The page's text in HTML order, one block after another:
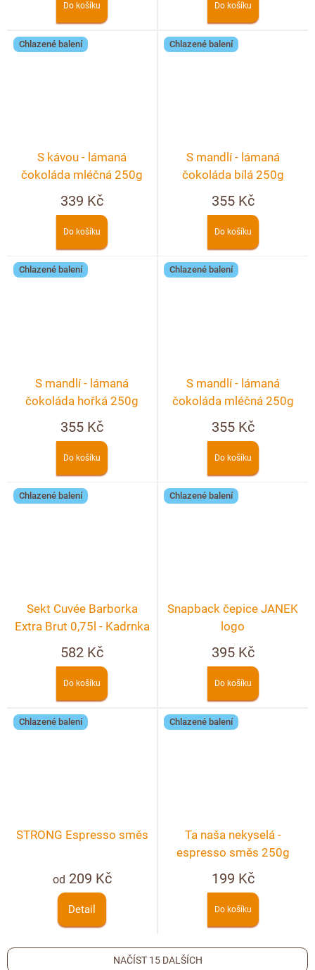
Do košíku Do košíku
Chlazené balení
S kávou - lámaná
čokoláda mléčná 250g
339 Kč
Do košíku
Chlazené balení
S mandlí - lámaná
čokoláda bílá 250g
355 Kč
Do košíku
Chlazené balení
S mandlí - lámaná
čokoláda hořká 250g
355 Kč
Do košíku
Chlazené balení
S mandlí - lámaná
čokoláda mléčná 250g
355 Kč
Do košíku
Chlazené balení
Sekt Cuvée Barborka
Extra Brut 0,75l - Kadrnka
582 Kč
Do košíku
Chlazené balení
Snapback čepice JANEK
logo
395 Kč
Do košíku
Chlazené balení
STRONG Espresso směs
od 209 Kč
Detail
Chlazené balení
Ta naša nekyselá -
espresso směs 250g
199 Kč
Do košíku
NAČÍST 15 DALŠÍCH